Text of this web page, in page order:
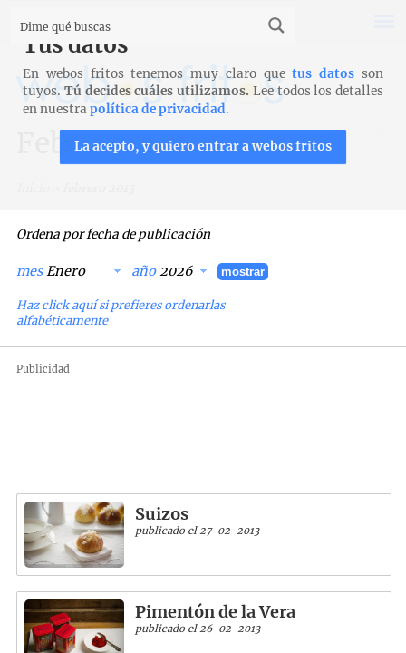
Febrero 2013
Ordena por fecha de publicación
mes año mostrar
Haz click aquí si prefieres ordenarlas
alfabéticamente
Publicidad
Suizos
publicado el 27-02-2013
Pimentón de la Vera
publicado el 26-02-2013
Tus datos
En webos fritos tenemos muy claro quetus datos son
tuyos. Tú decides cuáles utilizamos. Lee todos los detalles
en nuestrapolítica de privacidad.
La acepto, y quiero entrar a webos fritos